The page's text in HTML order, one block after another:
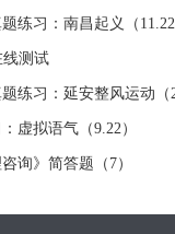
练习：南昌起义（11.22
线测试
练习：延安整风运动（
虚拟语气（9.22）
询》简答题（7）